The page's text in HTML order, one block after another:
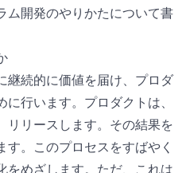
ム開発のやりかたについて書
継続的に価値を届け、プロダ
行います。プロダクトは、
リリースします。その結果を
。このプロセスをすばやく
をめざします。ただ、これは